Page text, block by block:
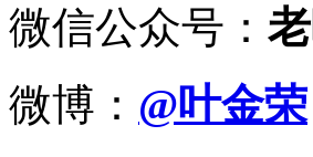
微信公众号：
微博： @叶金荣